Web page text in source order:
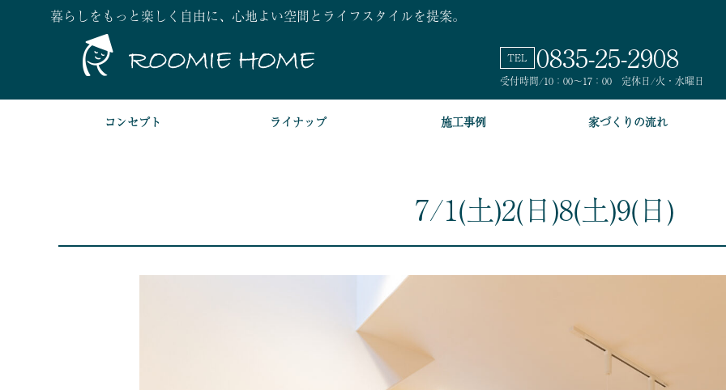
暮らしをもっと楽しく自由に、心地よい空間とライフスタイルを提案。
TEL 0835-25-2908
受付時間/10：00～17：00 定休日/火・水曜日
コンセプト ライナップ 施工事例 家づくりの流れ
7/1(土)2(日)8(土)9(日)